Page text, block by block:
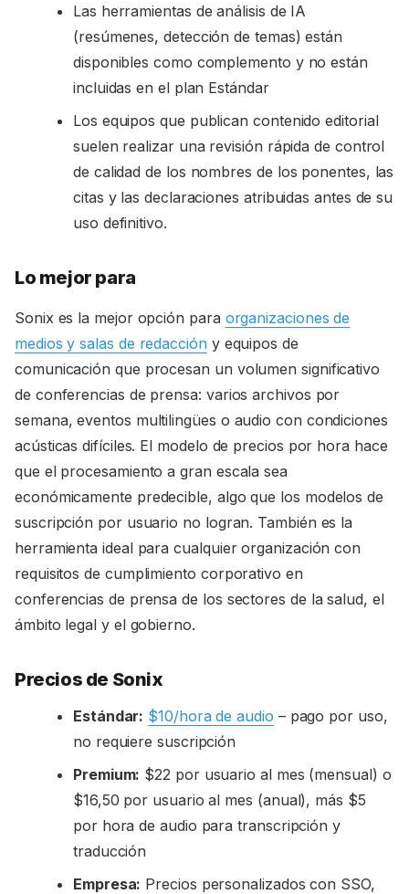
Las herramientas de análisis de IA
(resúmenes, detección de temas) están
disponibles como complemento y no están
incluidas en el plan Estándar
Los equipos que publican contenido editorial
suelen realizar una revisión rápida de control
de calidad de los nombres de los ponentes, las
citas y las declaraciones atribuidas antes de su
uso definitivo.
Lo mejor para
Sonix es la mejor opción para organizaciones de
medios y salas de redaccióny equipos de
comunicación que procesan un volumen significativo
de conferencias de prensa: varios archivos por
semana, eventos multilingües o audio con condiciones
acústicas difíciles. El modelo de precios por hora hace
que el procesamiento a gran escala sea
económicamente predecible, algo que los modelos de
suscripción por usuario no logran. También es la
herramienta ideal para cualquier organización con
requisitos de cumplimiento corporativo en
conferencias de prensa de los sectores de la salud, el
ámbito legal y el gobierno.
Precios de Sonix
Estándar: $10/hora de audio – pago por uso,
no requiere suscripción
Premium: $22 por usuario al mes (mensual) o
$16,50 por usuario al mes (anual), más $5
por hora de audio para transcripción y
traducción
Empresa: Precios personalizados con SSO,